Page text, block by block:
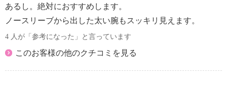
あるし。絶対におすすめします。
ノースリーブから出した太い腕もスッキリ見えます。
4 人が「参考になった」と言っています
このお客様の他のクチコミを見る